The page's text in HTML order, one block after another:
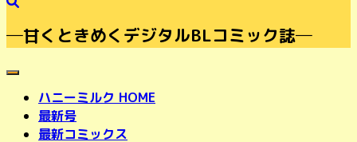
─甘くときめくデジタルBLコミック誌─
toggle navigation
ハニーミルク HOME
最新号
最新コミックス